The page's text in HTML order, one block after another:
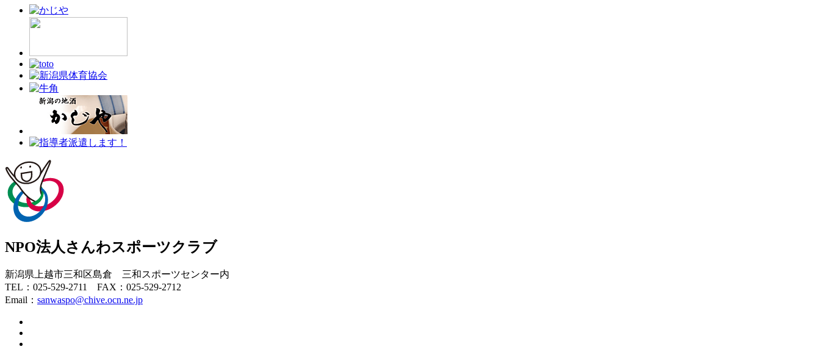
NPO法人さんわスポーツクラブ
新潟県上越市三和区島倉 三和スポーツセンター内
TEL：025-529-2711 FAX：025-529-2712
Email： sanwaspo@chive.ocn.ne.jp